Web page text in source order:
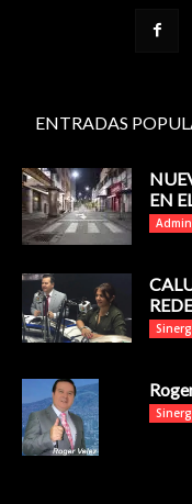
ENTRADAS
EN